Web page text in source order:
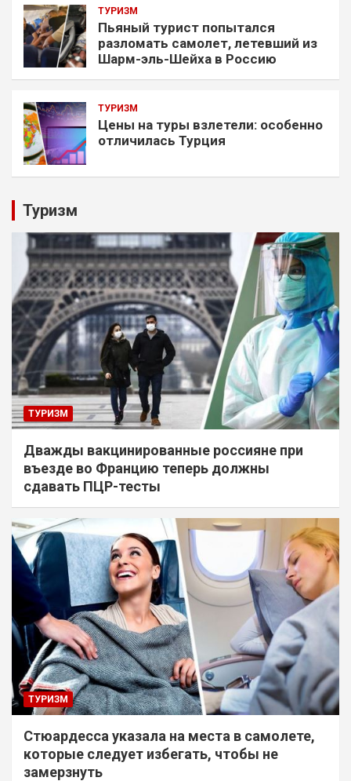
ТУРИЗМ
Пьяный турист попытался
разломать самолет, летевший из
Шарм-эль-Шейха в Россию
ТУРИЗМ
Цены на туры взлетели: особенно
отличилась Турция
Туризм
ТУРИЗМ
Дважды вакцинированные россияне при
въезде во Францию теперь должны
сдавать ПЦР-тесты
ТУРИЗМ
Стюардесса указала на места в самолете,
которые следует избегать, чтобы не
замерзнуть